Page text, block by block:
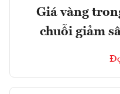
Giá vàng
chuỗi giảm